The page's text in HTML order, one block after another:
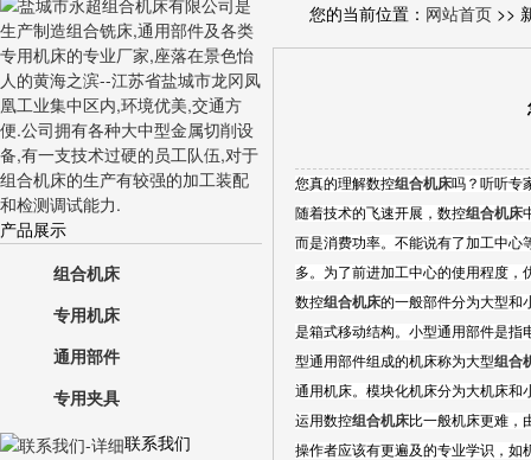
产品展示
组合机床
专用机床
通用部件
专用夹具
联系我们
您的当前位置： 网站首页 >>
您真的理解数控组合机床吗？听听专
随着技术的飞速开展，数控组合机床
而是消费功率。不能说有了加工中心
多。为了前进加工中心的使用程度
数控组合机床的一般部件分为大型和
是箱式移动结构。小型通用部件是指
型通用部件组成的机床称为大型组合
通用机床。模块化机床分为大机床和
运用数控组合机床比一般机床更难，
操作者应该有更遍及的专业学识，如